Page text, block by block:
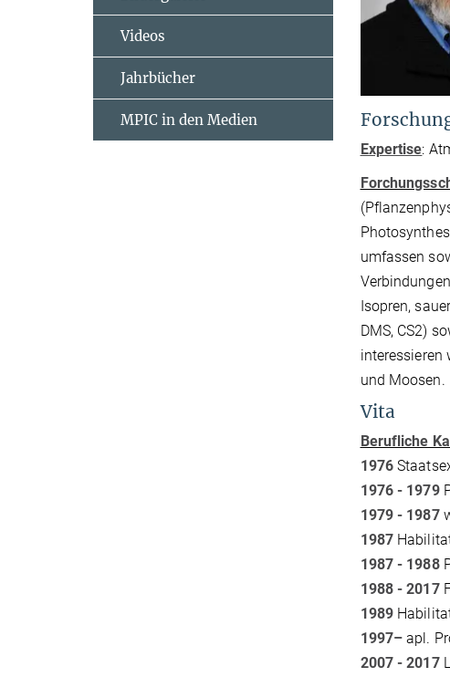
Expertise:
umfassen
Isopren,
DMS, CS2)
interessieren
und Moosen.
Vita
Berufliche
1976
1976 - 1979
1979 - 1987
1987
1987 - 1988
1988 - 2017
1989
1997– apl.
2007 - 2017
Videos
Jahrbücher
MPIC in den Medien